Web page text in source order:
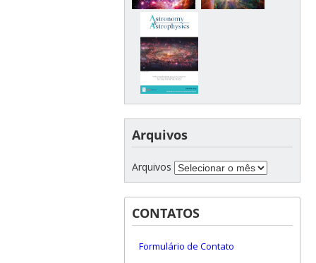
Arquivos
Arquivos
CONTATOS
Formulário de Contato